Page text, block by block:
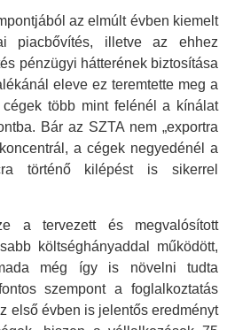
az elmúlt évben kiemelt
piacbővítés, illetve az ehhez
pénzügyi hátterének biztosítása
eleve ez teremtette meg a
cégek több mint felénél a kínálat
Bár az SZTA nem „exportra
a cégek negyedénél a
történő kilépést is sikerrel
a tervezett és megvalósított
költséghányaddal működött,
még így is növelni tudta
szempont a foglalkoztatás
első évben is jelentős eredményt